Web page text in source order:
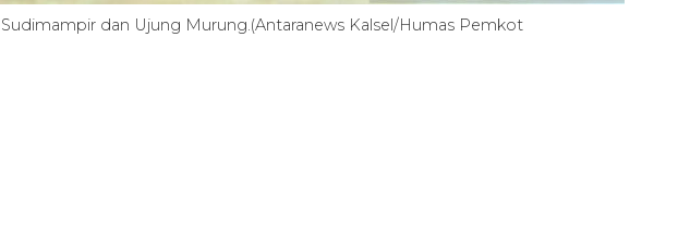
Sudimampir dan Ujung Murung.(Antaranews Kalsel/Humas Pemkot